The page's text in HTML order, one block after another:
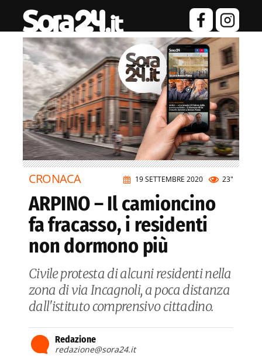
19 SETTEMBRE 2020 23"
CRONACA
ARPINO – Il camioncino
fa fracasso, i residenti
non dormono più
Civile protesta di alcuni residenti nella
zona di via Incagnoli, a poca distanza
dall'istituto comprensivo cittadino.
Redazione
redazione@sora24.it